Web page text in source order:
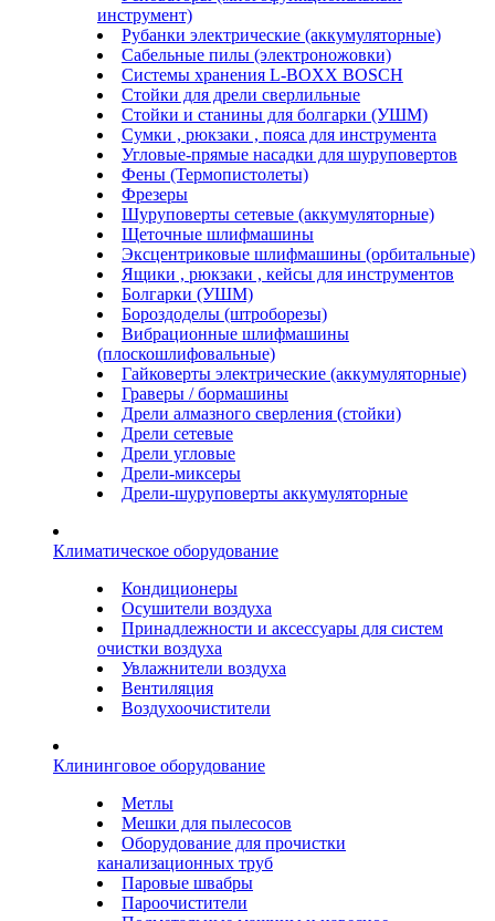
инструмент)
Рубанки электрические (аккумуляторные)
Сабельные пилы (электроножовки)
Системы хранения L-BOXX BOSCH
Стойки для дрели сверлильные
Стойки и станины для болгарки (УШМ)
Сумки , рюкзаки , пояса для инструмента
Угловые-прямые насадки для шуруповертов
Фены (Термопистолеты)
Фрезеры
Шуруповерты сетевые (аккумуляторные)
Щеточные шлифмашины
Эксцентриковые шлифмашины (орбитальные)
Ящики , рюкзаки , кейсы для инструментов
Болгарки (УШМ)
Бороздоделы (штроборезы)
Вибрационные шлифмашины
(плоскошлифовальные)
Гайковерты электрические (аккумуляторные)
Граверы / бормашины
Дрели алмазного сверления (стойки)
Дрели сетевые
Дрели угловые
Дрели-миксеры
Дрели-шуруповерты аккумуляторные
Климатическое оборудование
Кондиционеры
Осушители воздуха
Принадлежности и аксессуары для систем
очистки воздуха
Увлажнители воздуха
Вентиляция
Воздухоочистители
Клининговое оборудование
Метлы
Мешки для пылесосов
Оборудование для прочистки
канализационных труб
Паровые швабры
Пароочистители